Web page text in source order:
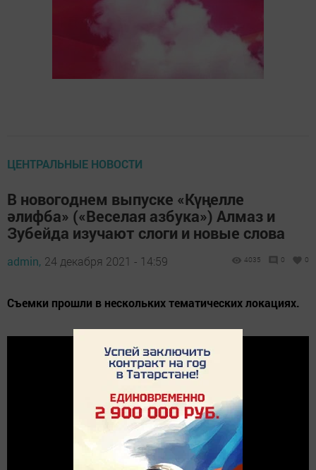
ЦЕНТРАЛЬНЫЕ НОВОСТИ
В новогоднем выпуске «Күңелле
әлифба» («Веселая азбука») Алмаз и
Зубейда изучают слоги и новые слова
admin, 24 декабря 2021 - 14:59 4035 0 0
Съемки прошли в нескольких тематических локациях.